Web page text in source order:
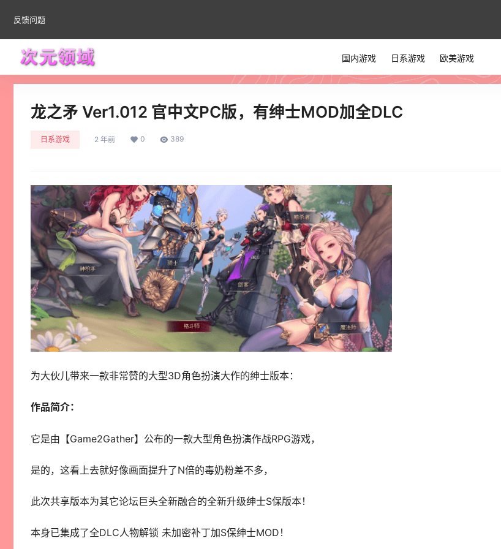
反馈问题
国内游戏 日系游戏 欧美游戏
龙之矛 Ver1.012 官中文PC版，有绅士MOD加全DLC
日系游戏 2 年前 0 389
为大伙儿带来一款非常赞的大型3D角色扮演大作的绅士版本：
作品简介：
它是由【Game2Gather】公布的一款大型角色扮演作战RPG游戏，
是的，这看上去就好像画面提升了N倍的毒奶粉差不多，
此次共享版本为其它论坛巨头全新融合的全新升级绅士S保版本！
本身已集成了全DLC人物解锁 未加密补丁加S保绅士MOD！